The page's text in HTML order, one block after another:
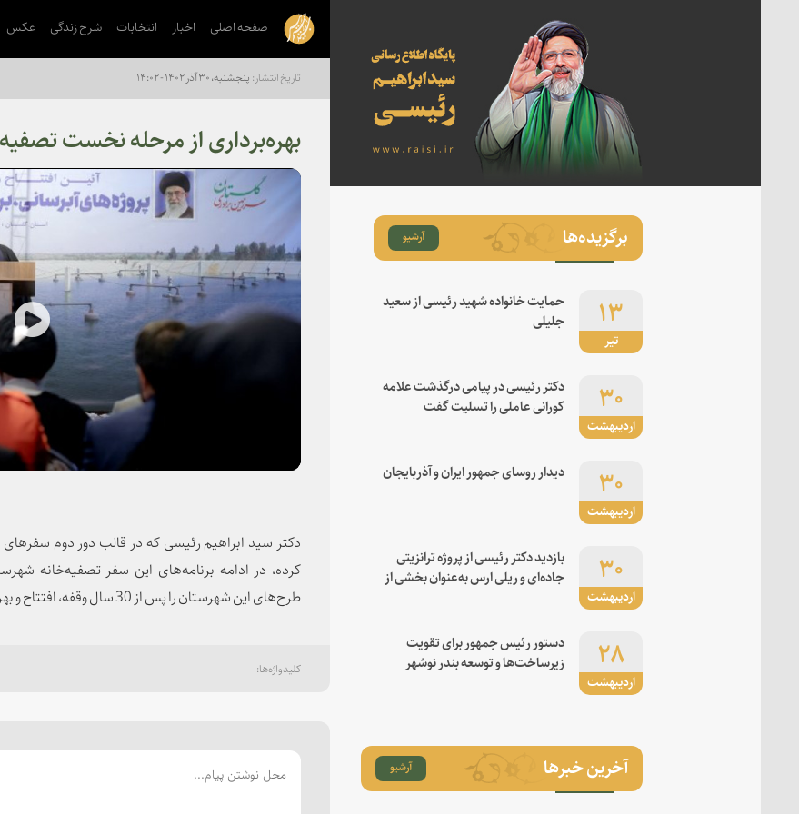
صفحه اصلی اخبار انتخابات شرح زندگی عکس
پنجشنبه، ۳۰ آذر ۱۴۰۲ - ۱۴:۰۲
بهره‌برداری از مرحله نخست
دکتر سید ابراهیم رئیسی که در قالب دور دوم
کرده، در ادامه برنامه‌های این سفر تصفیه‌خانه
طرح‌های این شهرستان را پس از 30 سال وقفه، افتتاح و بهره‌برداری رساند.
برگزیده‌ها آرشیو
تیر
۱۳
حمایت خانواده شهید رئیسی از سعید
جلیلی
اردیبهشت
۳۰
دکتر رئیسی در پیامی درگذشت علامه
کورانی عاملی را تسلیت گفت
اردیبهشت
۳۰ دیدار روسای جمهور ایران و آذربایجان
اردیبهشت
۳۰
بازدید دکتر رئیسی از پروژه ترانزیتی
جاده‌ای و ریلی ارس به‌عنوان بخشی از
اردیبهشت
۲۸
دستور رئیس جمهور برای تقویت
زیرساخت‌ها و توسعه بندر نوشهر
آخرین خبرها آرشیو